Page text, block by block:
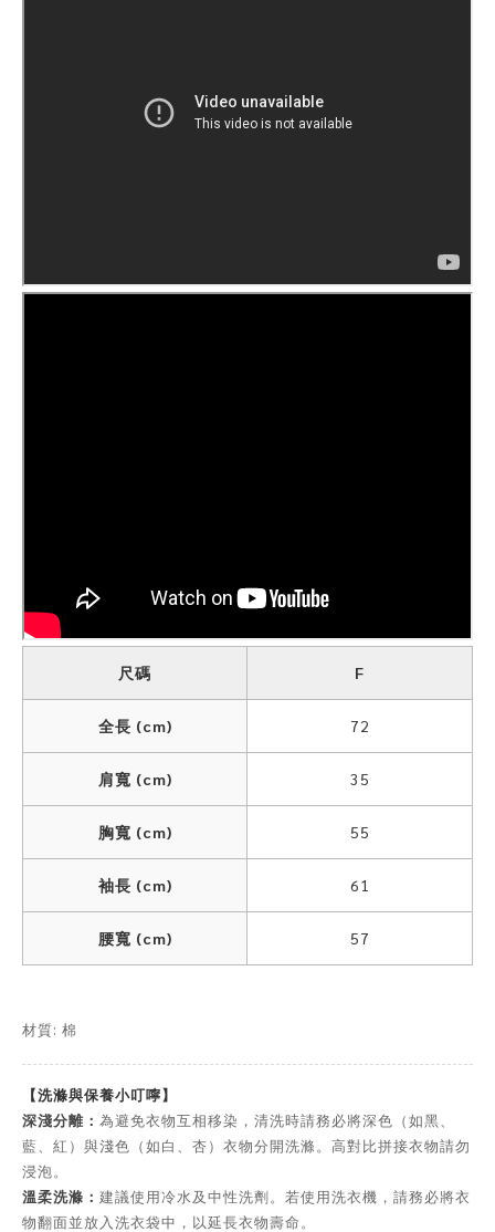
尺碼 F
全長 (cm) 72
肩寬 (cm) 35
胸寬 (cm) 55
袖長 (cm) 61
腰寬 (cm) 57
材質: 棉
【洗滌與保養小叮嚀】
深淺分離： 為避免衣物互相移染，清洗時請務必將深色（如黑、
藍、紅）與淺色（如白、杏）衣物分開洗滌。高對比拼接衣物請勿
浸泡。
溫柔洗滌： 建議使用冷水及中性洗劑。若使用洗衣機，請務必將衣
物翻面並放入洗衣袋中，以延長衣物壽命。